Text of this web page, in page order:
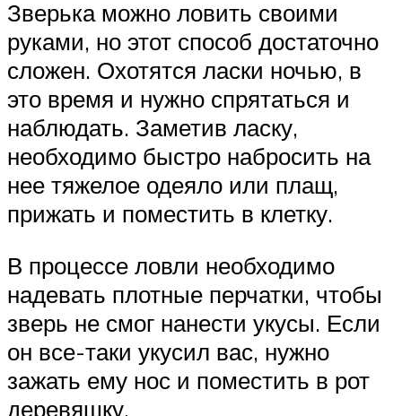
Зверька можно ловить своими
руками, но этот способ достаточно
сложен. Охотятся ласки ночью, в
это время и нужно спрятаться и
наблюдать. Заметив ласку,
необходимо быстро набросить на
нее тяжелое одеяло или плащ,
прижать и поместить в клетку.
В процессе ловли необходимо
надевать плотные перчатки, чтобы
зверь не смог нанести укусы. Если
он все-таки укусил вас, нужно
зажать ему нос и поместить в рот
деревяшку.